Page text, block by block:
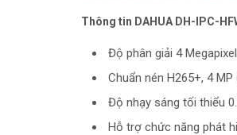
Thông tin DAHUA DH-IPC-
Độ phân giải 4
Chuẩn nén H265+, 4
Độ nhạy sáng tối thiểu
Hỗ trợ chức năng phát